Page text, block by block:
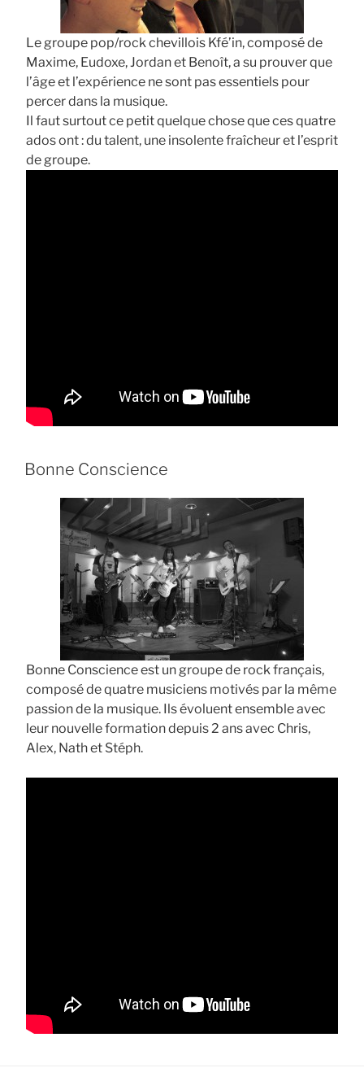
Le groupe pop/rock chevillois Kfé’in, composé de
Maxime, Eudoxe, Jordan et Benoît, a su prouver que
l’âge et l’expérience ne sont pas essentiels pour
percer dans la musique.
Il faut surtout ce petit quelque chose que ces quatre
ados ont : du talent, une insolente fraîcheur et l’esprit
de groupe.
Bonne Conscience
Bonne Conscience est un groupe de rock français,
composé de quatre musiciens motivés par la même
passion de la musique. Ils évoluent ensemble avec
leur nouvelle formation depuis 2 ans avec Chris,
Alex, Nath et Stéph.